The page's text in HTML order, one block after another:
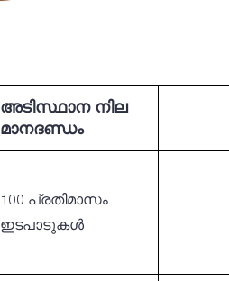
അടിസ്ഥാന നില
മാനദണ്ഡം
100 പ്രതിമാസം
ഇടപാടുകൾ